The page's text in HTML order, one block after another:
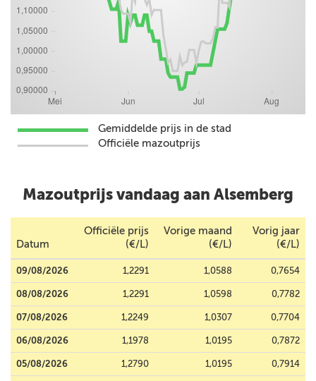
Gemiddelde prijs in de stad
Officiële mazoutprijs
Mazoutprijs vandaag aan Alsemberg
Datum
Officiële prijs
(€/L)
Vorige maand
(€/L)
Vorig jaar
(€/L)
09/08/2026 1,2291 1,0588 0,7654
08/08/2026 1,2291 1,0598 0,7782
07/08/2026 1,2249 1,0307 0,7704
06/08/2026 1,1978 1,0195 0,7872
05/08/2026 1,2790 1,0195 0,7914